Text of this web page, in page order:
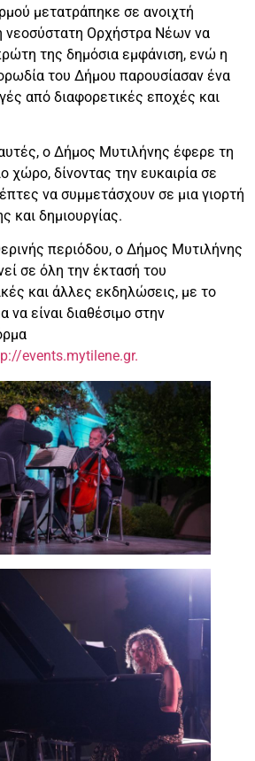
μετατράπηκε σε ανοιχτή
νεοσύστατη Ορχήστρα Νέων να
της δημόσια εμφάνιση, ενώ η
του Δήμου παρουσίασαν ένα
από διαφορετικές εποχές και
ο Δήμος Μυτιλήνης έφερε τη
χώρο, δίνοντας την ευκαιρία σε
να συμμετάσχουν σε μια γιορτή
και δημιουργίας.
περιόδου, ο Δήμος Μυτιλήνης
σε όλη την έκτασή του
και άλλες εκδηλώσεις, με το
να είναι διαθέσιμο στην
events.mytilene.gr.